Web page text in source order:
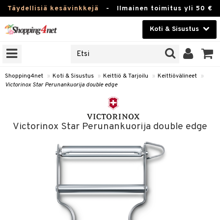
Täydellisiä kesävinkkejä - Ilmainen toimitus yli 50 €
Koti & Sisustus
Kauneudenhoito
Piilolinssit
Fitness
Koti & Sisustus
Tuotemerkkejä
Shopping4net » Koti & Sisustus » Keittiö & Tarjoilu » Keittiövälineet »
Victorinox Star Perunankuorija double edge
Victorinox Star Perunankuorija double edge
Karahvit